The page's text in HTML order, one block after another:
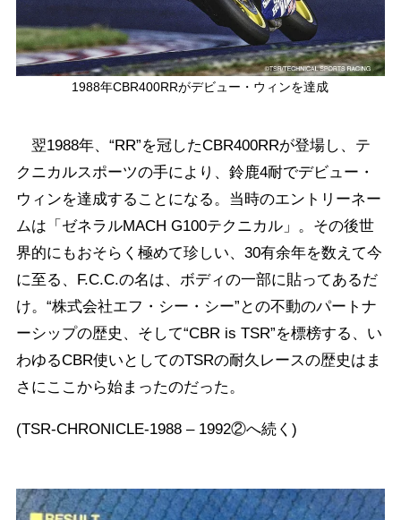
1988年CBR400RRがデビュー・ウィンを達成
翌1988年、“RR”を冠したCBR400RRが登場し、テ
クニカルスポーツの手により、鈴鹿4耐でデビュー・
ウィンを達成することになる。当時のエントリーネー
ムは「ゼネラルMACH G100テクニカル」。その後世
界的にもおそらく極めて珍しい、30有余年を数えて今
に至る、F.C.C.の名は、ボディの一部に貼ってあるだ
け。“株式会社エフ・シー・シー”との不動のパートナ
ーシップの歴史、そして“CBR is TSR”を標榜する、い
わゆるCBR使いとしてのTSRの耐久レースの歴史はま
さにここから始まったのだった。
(TSR-CHRONICLE-1988 – 1992②へ続く)